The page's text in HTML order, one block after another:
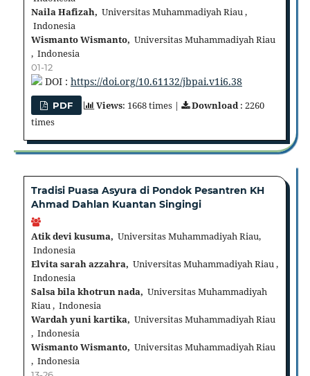
Naila Hafizah, Universitas Muhammadiyah Riau ,
Indonesia
Wismanto Wismanto, Universitas Muhammadiyah Riau
, Indonesia
01-12
DOI : https://doi.org/10.61132/jbpai.v1i6.38
PDF Views: 1668 times | Download: 2260
times
Tradisi Puasa Asyura di Pondok Pesantren KH
Ahmad Dahlan Kuantan Singingi
Atik devi kusuma, Universitas Muhammadiyah Riau,
Indonesia
Elvita sarah azzahra, Universitas Muhammadiyah Riau ,
Indonesia
Salsa bila khotrun nada, Universitas Muhammadiyah
Riau , Indonesia
Wardah yuni kartika, Universitas Muhammadiyah Riau
, Indonesia
Wismanto Wismanto, Universitas Muhammadiyah Riau
, Indonesia